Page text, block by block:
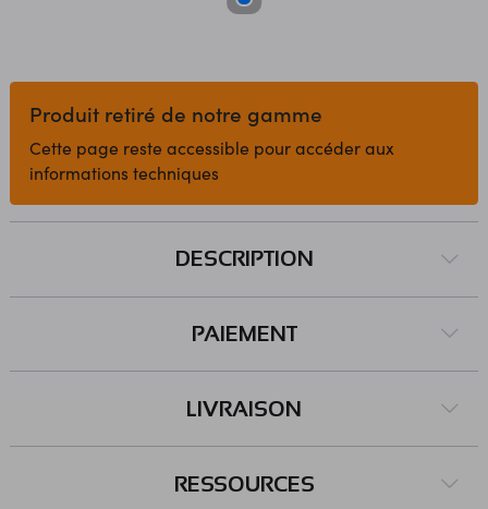
Produit retiré de notre gamme
Cette page reste accessible pour accéder aux
informations techniques
DESCRIPTION
PAIEMENT
LIVRAISON
RESSOURCES